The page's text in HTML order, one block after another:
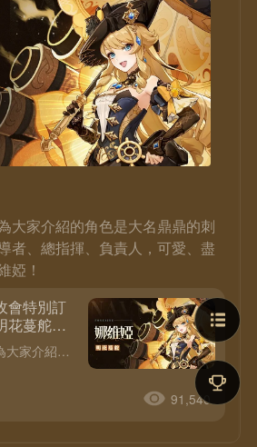
大家介紹的角色是大名鼎鼎的刺
者、總指揮、負責人，可愛、盡
婭！
會特別訂
蔓舵」·
旅行者好呀！今天為大家介紹的角色是大名鼎鼎的刺玫會現任會長、領導者、總指揮、負責人，可愛、盡責的好老闆——娜維婭！
91,540